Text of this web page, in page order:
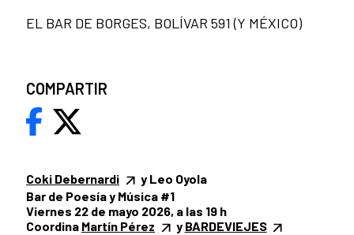
Coki Debernardi
y Leo Oyola
Bar de Poesía y Música #1
Viernes 22 de mayo 2026, a las 19 h
Coordina Martín Pérez y BARDEVIEJES
EL BAR DE BORGES, BOLÍVAR 591 (Y MÉXICO)
COMPARTIR